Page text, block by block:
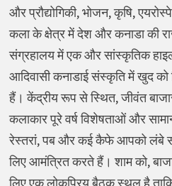
और प्रौद्योगिकी, भोजन, कृषि,
कला के क्षेत्र में देश और कनाडा की
संग्रहालय में एक और सांस्कृतिक
आदिवासी कनाडाई संस्कृति में खुद
हैं। केंद्रीय रूप से स्थित, जीवंत
कलाकार पूरे वर्ष विशेषताओं और
रेस्तरां, पब और कई कैफे आपको
लिए आमंत्रित करते हैं। शाम को,
लिए एक लोकप्रिय बैठक स्थल है